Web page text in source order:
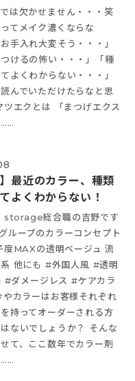
は欠かせません・・・笑
ってメイク濃くならな
手入れ大変そう・・・」
つけるの怖い・・・」「種
よくわからない・・・」
んでいただけたらなと思
エクとは 「まつげエクス
……
】最近のカラー、種類
よくわからない！
storage総合職の吉野です
ープのカラーコンセプト
度MAXの透明ベージュ 流
他にも #外国人風 #透明
#ダメージレス #ケアカラ
やカラーはお客様それぞれ
持ってオーダーされる方
ないでしょうか？ そんな
て、ここ数年でカラー剤
……